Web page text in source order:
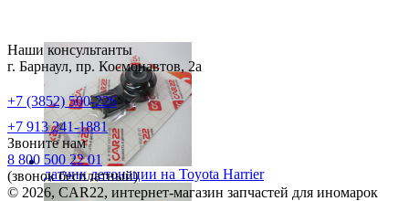
датчик детонации на Toyota Harrier
Наши консультанты
г. Барнаул, пр. Космонавтов, 2а
+7 (3852) 500-226
+7 913 241-1881
Звоните нам
8 800 500 22 01
(звонок бесплатный)
© 2026, CAR22, интернет-магазин запчастей для иномарок